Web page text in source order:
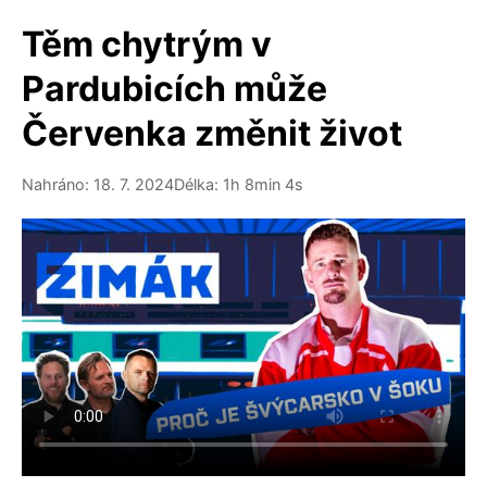
Těm chytrým v
Pardubicích může
Červenka změnit život
Nahráno: 18. 7. 2024Délka: 1h 8min 4s